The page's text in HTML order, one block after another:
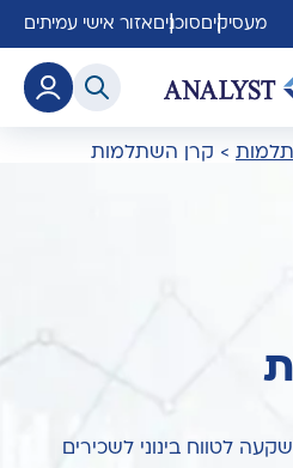
מעסיקים סוכנים אזור אישי עמיתים
> קרן השתלמות
לטווח בינוני לשכירים